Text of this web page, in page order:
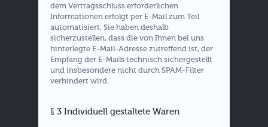
dem Vertragsschluss erforderlichen
Informationen erfolgt per E-Mail zum Teil
automatisiert. Sie haben deshalb
sicherzustellen, dass die von Ihnen bei uns
hinterlegte E-Mail-Adresse zutreffend ist, der
Empfang der E-Mails technisch sichergestellt
und insbesondere nicht durch SPAM-Filter
verhindert wird.
§ 3 Individuell gestaltete Waren